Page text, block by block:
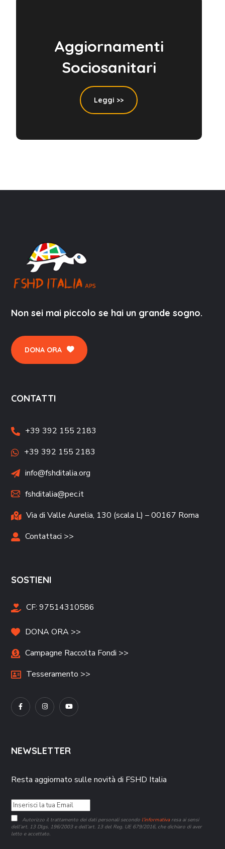
Aggiornamenti
Sociosanitari
Leggi >>
Non sei mai piccolo se hai un grande sogno.
DONA ORA
CONTATTI
+39 392 155 2183
+39 392 155 2183
info@fshditalia.org
fshditalia@pec.it
Via di Valle Aurelia, 130 (scala L) – 00167 Roma
Contattaci >>
SOSTIENI
CF:97514310586
DONA ORA >>
Campagne Raccolta Fondi >>
Tesseramento >>
NEWSLETTER
Resta aggiornato sulle novità di FSHD Italia
Autorizzo il trattamento dei dati personali secondo l’informativaresa ai sensi
dell’art. 13 Dlgs. 196/2003 e dell’art. 13 del Reg. UE 679/2016, che dichiaro di aver
letto e accettato.